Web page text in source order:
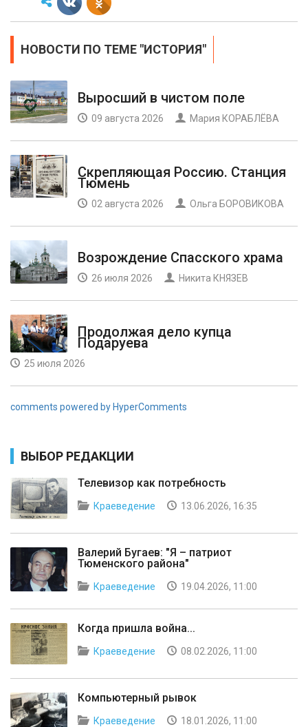
НОВОСТИ ПО ТЕМЕ "ИСТОРИЯ"
Выросший в чистом поле
09 августа 2026 Мария КОРАБЛЁВА
Скрепляющая Россию. Станция
Тюмень
02 августа 2026 Ольга БОРОВИКОВА
Возрождение Спасского храма
26 июля 2026 Никита КНЯЗЕВ
Продолжая дело купца
Подаруева
25 июля 2026
comments powered by HyperComments
ВЫБОР РЕДАКЦИИ
Телевизор как потребность
Краеведение 13.06.2026, 16:35
Валерий Бугаев: "Я – патриот
Тюменского района"
Краеведение 19.04.2026, 11:00
Когда пришла война...
Краеведение 08.02.2026, 11:00
Компьютерный рывок
Краеведение 18.01.2026, 11:00